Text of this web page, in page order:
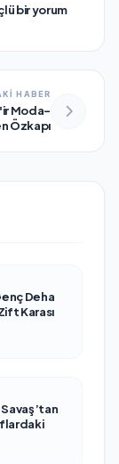
bir yorum
HABER
Moda-
Özkapı
Deha
Karası